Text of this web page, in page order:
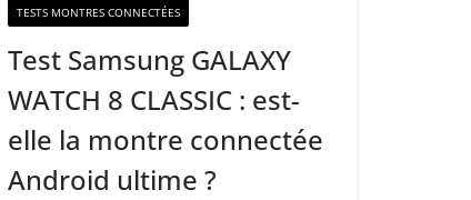
TESTS MONTRES CONNECTÉES
Test Samsung GALAXY
WATCH 8 CLASSIC : est-
elle la montre connectée
Android ultime ?